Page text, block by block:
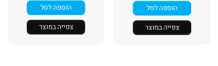
הוספה לסל
צפייה במוצר
הוספה לסל
צפייה במוצר